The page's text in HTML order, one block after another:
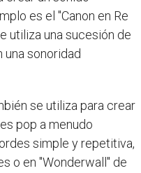
es el "Canon en Re
utiliza una sucesión de
una sonoridad
se utiliza para crear
pop a menudo
simple y repetitiva,
o en "Wonderwall" de